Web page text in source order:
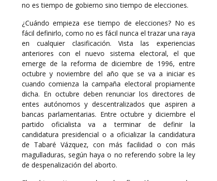
no es tiempo de gobierno sino tiempo de elecciones.
¿Cuándo empieza ese tiempo de elecciones? No es
fácil definirlo, como no es fácil nunca el trazar una raya
en cualquier clasificación. Vista las experiencias
anteriores con el nuevo sistema electoral, el que
emerge de la reforma de diciembre de 1996, entre
octubre y noviembre del año que se va a iniciar es
cuando comienza la campaña electoral propiamente
dicha. En octubre deben renunciar los directores de
entes autónomos y descentralizados que aspiren a
bancas parlamentarias. Entre octubre y diciembre el
partido oficialista va a terminar de definir la
candidatura presidencial o a oficializar la candidatura
de Tabaré Vázquez, con más facilidad o con más
magulladuras, según haya o no referendo sobre la ley
de despenalización del aborto.